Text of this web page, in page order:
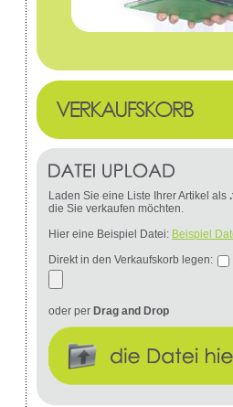
Laden Sie eine Liste Ihrer Artikel als
die Sie verkaufen möchten.
Hier eine Beispiel Datei: Beispiel
Direkt in den Verkaufskorb legen:
oder per Drag and Drop